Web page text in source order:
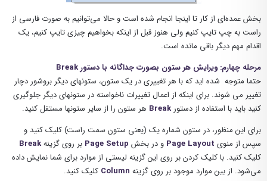
بخش عمده‌ای از کار تا اینجا انجام شده است و حالا می‌توانیم به صورت فارسی از
راست به چپ تایپ کنیم ولی هنوز قبل از اینکه بخواهیم چیزی تایپ کنیم، یک
اقدام مهم دیگر باقی مانده است.
مرحله چهارم: ویرایش هر ستون بصورت جداگانه با دستور Break
حتما متوجه شده اید که با هر تغییری در یک ستون، ستونهای دیگر بروشور دچار
تغییر می شوند. برای اینکه از اعمال تغییرات ناخواسته در ستونهای دیگر جلوگیری
کنید باید با استفاده از دستورBreak هر ستون را از سایر ستونها مستقل کنید.
برای این منظور، در ستون شماره یک (یعنی ستون سمت راست) کلیک کنید و
سپس از منویPage Layout و در بخش Page Setup بر روی گزینه‌Break
کلیک کنید. با کلیک کردن بر روی این گزینه لیستی از موارد برای شما نمایش داده
می‌شود. از بین موارد موجود بر روی گزینه‌ Column کلیک کنید.